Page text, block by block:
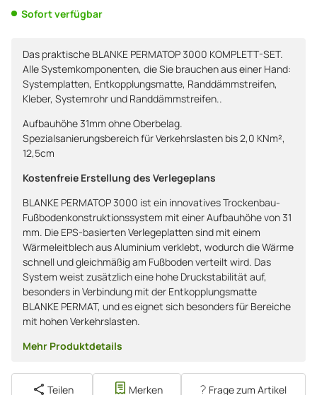
Sofort verfügbar
Das praktische BLANKE PERMATOP 3000 KOMPLETT-SET.
Alle Systemkomponenten, die Sie brauchen aus einer Hand:
Systemplatten, Entkopplungsmatte, Randdämmstreifen,
Kleber, Systemrohr und Randdämmstreifen..
Aufbauhöhe 31mm ohne Oberbelag.
Spezialsanierungsbereich für Verkehrslasten bis 2,0 KNm²,
12,5cm
Kostenfreie Erstellung des Verlegeplans
BLANKE PERMATOP 3000 ist ein innovatives Trockenbau-
Fußbodenkonstruktionssystem mit einer Aufbauhöhe von 31
mm. Die EPS-basierten Verlegeplatten sind mit einem
Wärmeleitblech aus Aluminium verklebt, wodurch die Wärme
schnell und gleichmäßig am Fußboden verteilt wird. Das
System weist zusätzlich eine hohe Druckstabilität auf,
besonders in Verbindung mit der Entkopplungsmatte
BLANKE PERMAT, und es eignet sich besonders für Bereiche
mit hohen Verkehrslasten.
Mehr Produktdetails
Teilen Merken Frage zum Artikel